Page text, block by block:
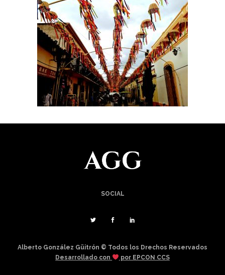
SOCIAL
Alberto González Güitrón © Todos los Drechos Reservados
Desarrollado con
por EPCON CCS